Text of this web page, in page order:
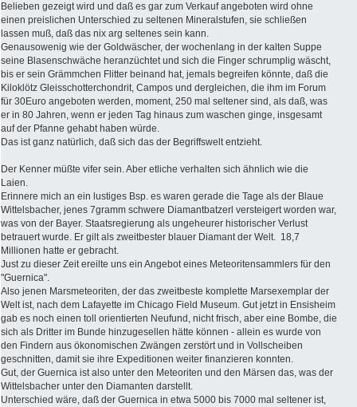
Belieben gezeigt wird und daß es gar zum Verkauf angeboten wird ohne
einen preislichen Unterschied zu seltenen Mineralstufen, sie schließen
lassen muß, daß das nix arg seltenes sein kann.
Genausowenig wie der Goldwäscher, der wochenlang in der kalten Suppe
seine Blasenschwäche heranzüchtet und sich die Finger schrumplig wäscht,
bis er sein Grämmchen Flitter beinand hat, jemals begreifen könnte, daß die
Kiloklötz Gleisschotterchondrit, Campos und dergleichen, die ihm im Forum
für 30Euro angeboten werden, moment, 250 mal seltener sind, als daß, was
er in 80 Jahren, wenn er jeden Tag hinaus zum waschen ginge, insgesamt
auf der Pfanne gehabt haben würde.
Das ist ganz natürlich, daß sich das der Begriffswelt entzieht.
Der Kenner müßte vifer sein. Aber etliche verhalten sich ähnlich wie die
Laien.
Erinnere mich an ein lustiges Bsp. es waren gerade die Tage als der Blaue
Wittelsbacher, jenes 7gramm schwere Diamantbatzerl versteigert worden war,
was von der Bayer. Staatsregierung als ungeheurer historischer Verlust
betrauert wurde. Er gilt als zweitbester blauer Diamant der Welt. 18,7
Millionen hatte er gebracht.
Just zu dieser Zeit ereilte uns ein Angebot eines Meteoritensammlers für den
"Guernica".
Also jenen Marsmeteoriten, der das zweitbeste komplette Marsexemplar der
Welt ist, nach dem Lafayette im Chicago Field Museum. Gut jetzt in Ensisheim
gab es noch einen toll orientierten Neufund, nicht frisch, aber eine Bombe, die
sich als Dritter im Bunde hinzugesellen hätte können - allein es wurde von
den Findern aus ökonomischen Zwängen zerstört und in Vollscheiben
geschnitten, damit sie ihre Expeditionen weiter finanzieren konnten.
Gut, der Guernica ist also unter den Meteoriten und den Märsen das, was der
Wittelsbacher unter den Diamanten darstellt.
Unterschied wäre, daß der Guernica in etwa 5000 bis 7000 mal seltener ist,